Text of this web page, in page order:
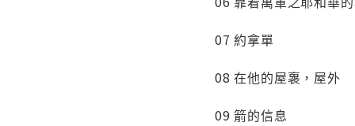
07 約拿單
08 在他的屋褢，屋外
09 箭的信息